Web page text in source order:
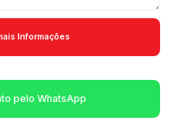
pelo WhatsApp